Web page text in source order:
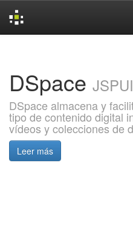
DSpace JSPUI
DSpace almacena y
tipo de contenido digital
vídeos y colecciones de
Leer más